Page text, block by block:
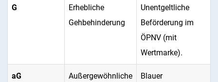
G
Erhebliche
Gehbehinderung
Unentgeltliche
Beförderung im
ÖPNV (mit
Wertmarke).
aG
Außergewöhnliche
Blauer